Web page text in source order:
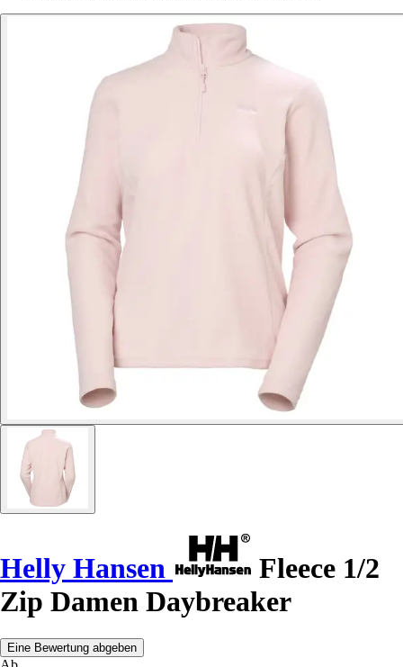
Helly Hansen
Fleece 1/2
Zip Damen Daybreaker
Eine Bewertung abgeben